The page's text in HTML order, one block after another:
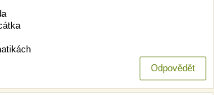
Odpovědět